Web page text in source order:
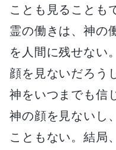
ことも見ることも
霊の働きは、神の
を人間に残せない
顔を見ないだろう
神をいつまでも信
神の顔を見ないし
こともない。結局